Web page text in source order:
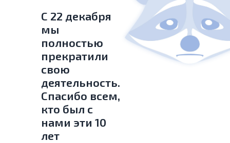
С 22 декабря
мы
полностью
прекратили
свою
деятельность.
Спасибо всем,
кто был с
нами эти 10
лет